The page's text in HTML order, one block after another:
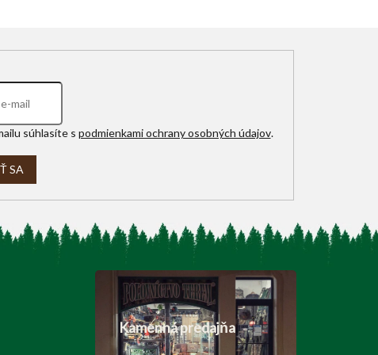
súhlasíte s podmienkami ochrany osobných údajov.
SA
Kamenná predajňa